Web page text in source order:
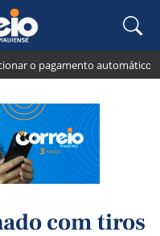
o pagamento automático da
com tiros